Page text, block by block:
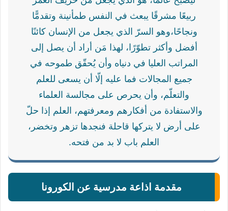
ربيعًا مشرقًا يبعث في النفس طمأنينة وتقدمًّا
ونجاحًا،وهو السرّ الذي يجعل من الإنسان كائنًا
أفضل وأكثر تطوّرًا، لهذا مَن أراد أن يصل إلى
المراتب العليا في دنياه وأن يُحقّق طموحه في
جميع المجالات فما عليه إلّا أن يسعى للعلم
والتعلّم، وأن يحرص على مجالسة العلماء
والاستفادة من أفكارهم ومعرفتهم، العلم إذا حلّ
على أرض لا يتركها قاحلة فنجدها تزهر وتخضر،
العلم باب لا بد من فتحه.
مقدمة اذاعة مدرسية عن الكورونا